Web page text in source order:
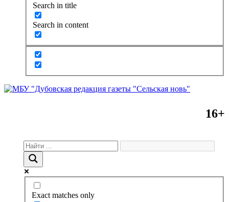
Search in title
Search in content
16+
Exact matches only